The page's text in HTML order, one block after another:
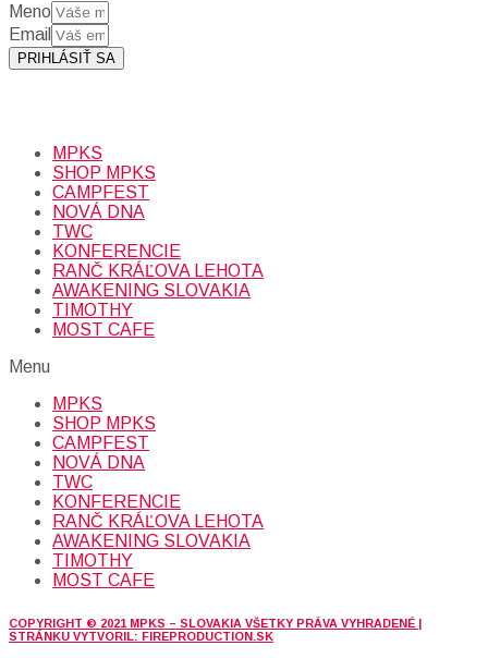
Meno
Email
PRIHLÁSIŤ SA
MPKS
SHOP MPKS
CAMPFEST
NOVÁ DNA
TWC
KONFERENCIE
RANČ KRÁĽOVA LEHOTA
AWAKENING SLOVAKIA
TIMOTHY
MOST CAFE
Menu
MPKS
SHOP MPKS
CAMPFEST
NOVÁ DNA
TWC
KONFERENCIE
RANČ KRÁĽOVA LEHOTA
AWAKENING SLOVAKIA
TIMOTHY
MOST CAFE
COPYRIGHT © 2021 MPKS – SLOVAKIA VŠETKY PRÁVA VYHRADENÉ |
STRÁNKU VYTVORIL: FIREPRODUCTION.SK